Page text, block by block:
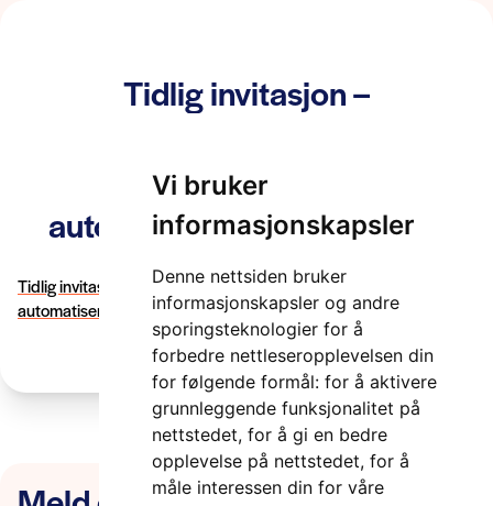
Vi bruker
informasjonskapsler
Denne nettsiden bruker
informasjonskapsler og andre
sporingsteknologier for å
forbedre nettleseropplevelsen din
for følgende formål: for å aktivere
grunnleggende funksjonalitet på
nettstedet, for å gi en bedre
opplevelse på nettstedet, for å
måle interessen din for våre
Tidlig invitasjon –
digitalisering og
automatisering i ferjedriften
Tidlig invitasjon - Dialogkonferanse digitalisering og
automatisering i ferjedriften